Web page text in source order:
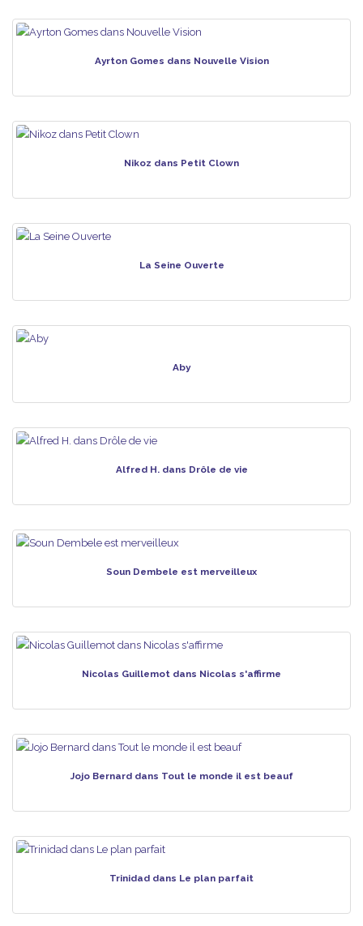
Ayrton Gomes dans Nouvelle Vision
Nikoz dans Petit Clown
La Seine Ouverte
Aby
Alfred H. dans Drôle de vie
Soun Dembele est merveilleux
Nicolas Guillemot dans Nicolas s'affirme
Jojo Bernard dans Tout le monde il est beauf
Trinidad dans Le plan parfait